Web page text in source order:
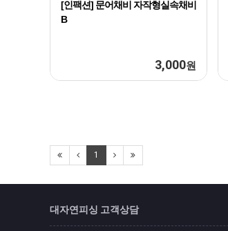
[인팩션] 문어채비 자작형실속채비
B
3,000원
1
대자연피싱 고객상담